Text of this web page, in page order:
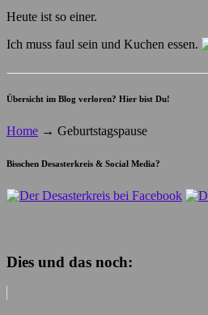
Heute ist so einer.
Ich muss faul sein und Kuchen essen.
Übersicht im Blog verloren? Hier bist Du!
Home → Geburtstagspause
Bisschen Desasterkreis & Social Media?
Dies und das noch: